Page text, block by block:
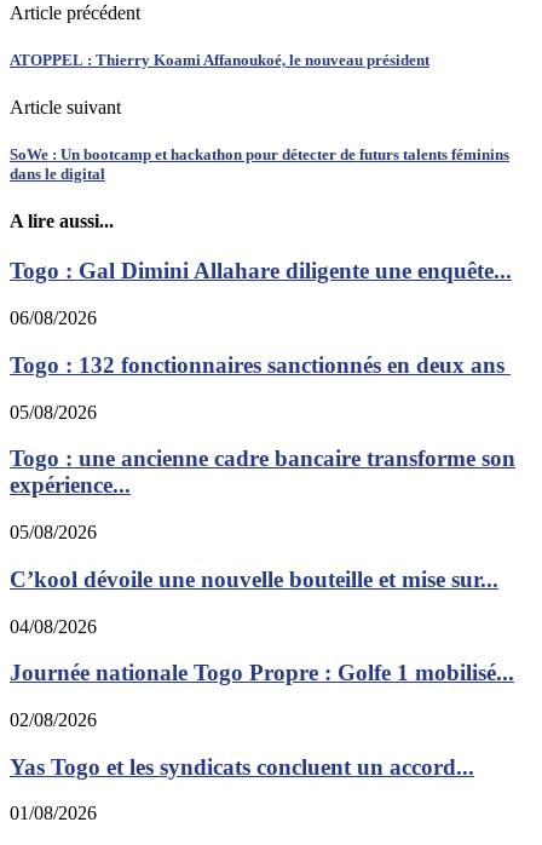
Article précédent
ATOPPEL : Thierry Koami Affanoukoé, le nouveau président
Article suivant
SoWe : Un bootcamp et hackathon pour détecter de futurs talents féminins
dans le digital
A lire aussi...
Togo : Gal Dimini Allahare diligente une enquête...
06/08/2026
Togo : 132 fonctionnaires sanctionnés en deux ans
05/08/2026
Togo : une ancienne cadre bancaire transforme son
expérience...
05/08/2026
C’kool dévoile une nouvelle bouteille et mise sur...
04/08/2026
Journée nationale Togo Propre : Golfe 1 mobilisé...
02/08/2026
Yas Togo et les syndicats concluent un accord...
01/08/2026